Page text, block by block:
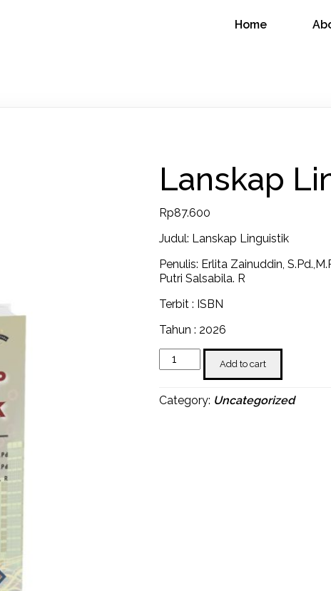
Home
Lanskap
Rp87.600
Judul: Lanskap Linguistik
Penulis: Erlita Zainuddin,
Putri Salsabila. R
Terbit : ISBN
Tahun : 2026
Lanskap
Linguistik
Add to cart
Category: Uncategorized